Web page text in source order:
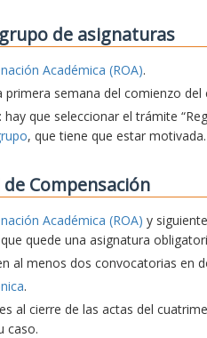
de asignaturas
Académica (ROA).
semana del comienzo
: hay que seleccionar el trámite
, que tiene que estar motivada.
Compensación
Académica (ROA) y
quede una asignatura
al menos dos convocatorias en
.
al cierre de las actas del
caso.